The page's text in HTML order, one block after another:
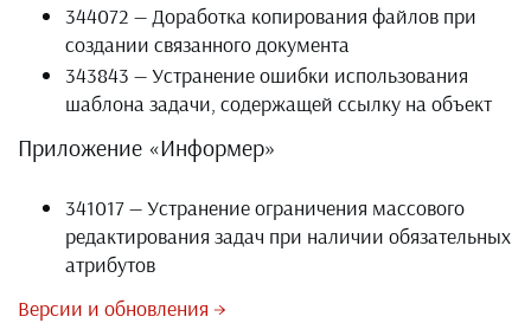
344072 — Доработка копирования файлов при
создании связанного документа
343843 — Устранение ошибки использования
шаблона задачи, содержащей ссылку на объект
Приложение «Информер»
341017 — Устранение ограничения массового
редактирования задач при наличии обязательных
атрибутов
Версии и обновления →